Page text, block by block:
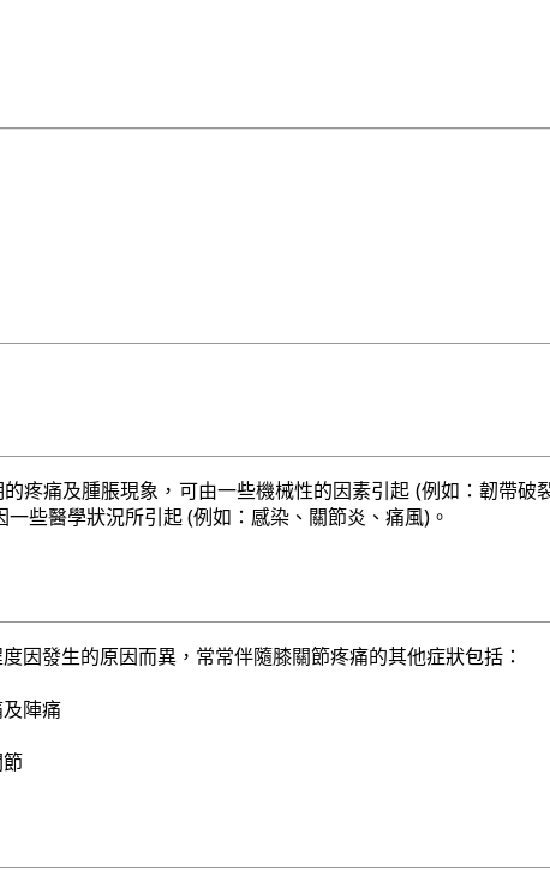
疼痛及腫脹現象，可由一些機械性的因素引起 (例如：韌帶破
些醫學狀況所引起 (例如：感染、關節炎、痛風)。
因發生的原因而異，常常伴隨膝關節疼痛的其他症狀包括：
陣痛